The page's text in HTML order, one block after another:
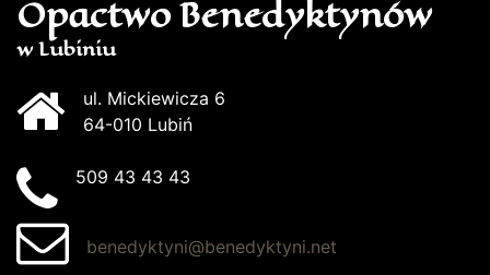
Opactwo Benedyktynów
w Lubiniu
ul. Mickiewicza 6
64-010 Lubiń
509 43 43 43
benedyktyni@benedyktyni.net